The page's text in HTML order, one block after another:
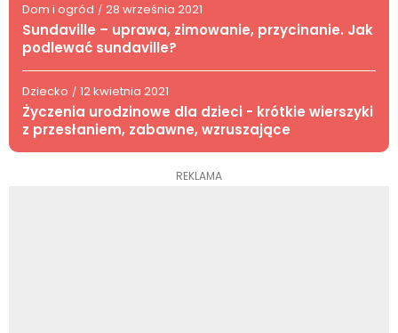
Dom i ogród / 28 września 2021
Sundaville – uprawa, zimowanie, przycinanie. Jak
podlewać sundaville?
Dziecko / 12 kwietnia 2021
Życzenia urodzinowe dla dzieci - krótkie wierszyki
z przesłaniem, zabawne, wzruszające
REKLAMA